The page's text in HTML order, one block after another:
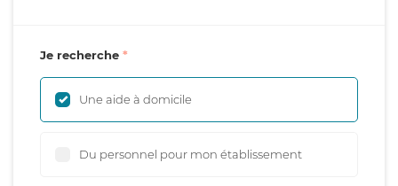
Je recherche
Une aide à domicile
Du personnel pour mon établissement